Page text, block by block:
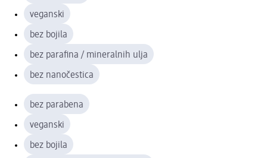
veganski
bez bojila
bez parafina / mineralnih ulja
bez nanočestica
bez parabena
veganski
bez bojila